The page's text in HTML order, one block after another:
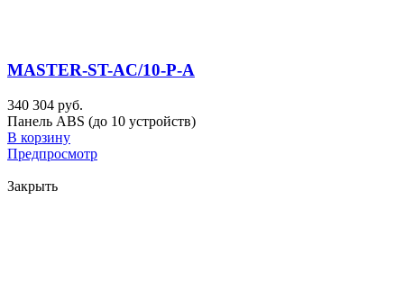
MASTER-ST-AC/10-P-A
340 304 руб.
Панель ABS (до 10 устройств)
В корзину
Предпросмотр
Закрыть